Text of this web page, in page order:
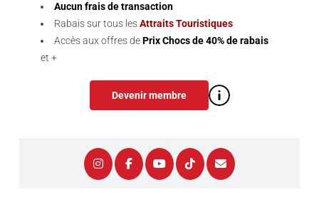
Aucun frais de transaction
Rabais sur tous lesAttraits Touristiques
Accès aux offres dePrix Chocs de 40% de rabais
et +
Devenir membre